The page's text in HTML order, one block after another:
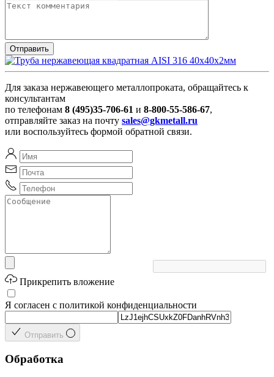
Для заказа нержавеющего металлопроката, обращайтесь к
консультантам
по телефонам 8 (495)35-706-61 и 8-800-55-586-67,
отправляйте заказ на почту sales@gkmetall.ru
или воспользуйтесь формой обратной связи.
Прикрепить вложение
Я согласен с политикой конфиденциальности
Отправить
Обработка